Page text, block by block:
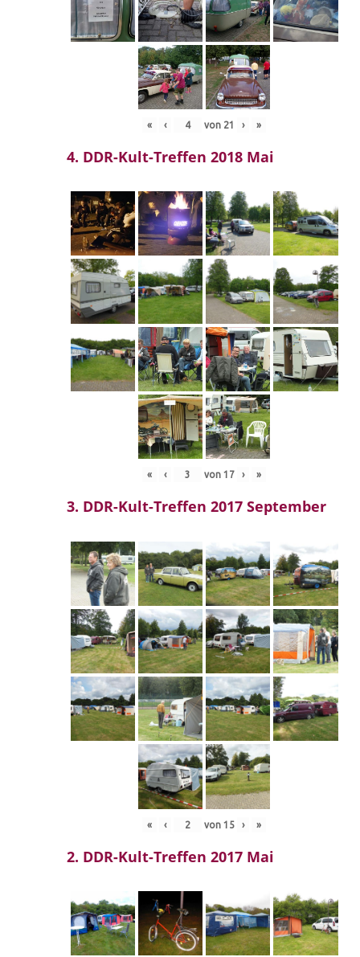
« ‹ von 21 › »
4. DDR-Kult-Treffen 2018 Mai
« ‹ von 17 › »
3. DDR-Kult-Treffen 2017 September
« ‹ von 15 › »
2. DDR-Kult-Treffen 2017 Mai